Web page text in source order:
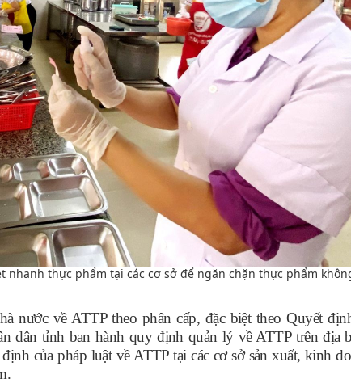
nhanh thực phẩm tại các cơ sở để ngăn chặn thực phẩm
nước về ATTP theo phân cấp, đặc biệt theo Quyết
dân tỉnh ban hành quy định quản lý về ATTP trên địa
của pháp luật về ATTP tại các cơ sở sản xuất, kinh